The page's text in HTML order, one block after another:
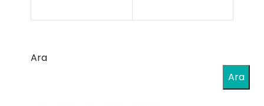
Yay
Ara
Ara